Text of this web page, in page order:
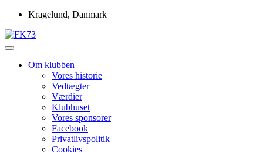
Skip
content
Kragelund, Danmark
FK73
Om klubben
Vores historie
Vedtægter
Værdier
Klubhuset
Vores sponsorer
Facebook
Privatlivspolitik
Cookies